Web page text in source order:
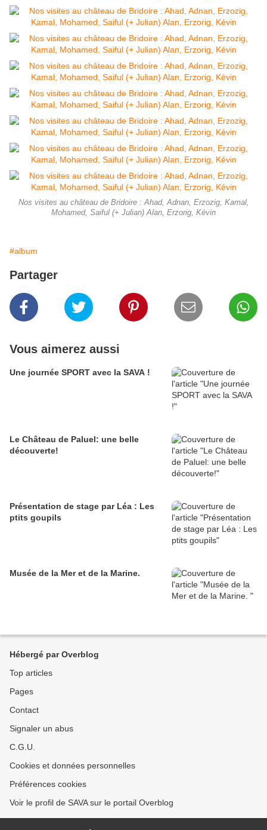
Nos visites au château de Bridoire : Ahad, Adnan, Erzozig, Kamal,
Mohamed, Saiful (+ Julian) Alan, Erzorig, Kévin
#album
Partager
Vous aimerez aussi
Une journée SPORT avec la SAVA !
Le Château de Paluel: une belle
découverte!
Présentation de stage par Léa : Les
ptits goupils
Musée de la Mer et de la Marine.
Hébergé par Overblog
Top articles
Pages
Contact
Signaler un abus
C.G.U.
Cookies et données personnelles
Préférences cookies
Voir le profil de SAVA sur le portail Overblog